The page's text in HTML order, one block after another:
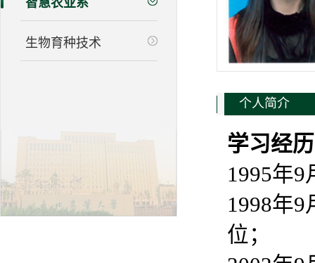
智慧农业系
生物育种技术
个人简介
学习经
1995年
1998年
位；